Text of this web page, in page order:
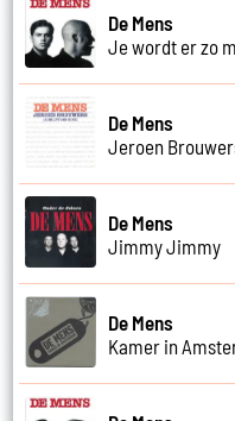
De Mens
Je wordt er zo
De Mens
Jeroen
De Mens
Jimmy Jimmy
De Mens
Kamer in